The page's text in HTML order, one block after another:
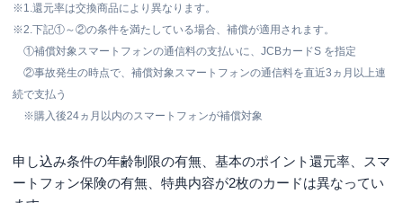
※1. 還元率は交換商品により異なります。
※2. 下記①～②の条件を満たしている場合、補償が適用されます。
①補償対象スマートフォンの通信料の支払いに、JCBカードS を指定
②事故発生の時点で、補償対象スマートフォンの通信料を直近3ヵ月以上連
続で支払う
※購入後24ヵ月以内のスマートフォンが補償対象
申し込み条件の年齢制限の有無、基本のポイント還元率、スマ
ートフォン保険の有無、特典内容が2枚のカードは異なってい